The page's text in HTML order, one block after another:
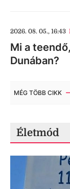
2026. 08. 05., 16:43
Mi a
Dunában?
MÉG TÖBB CIKK
Életmód